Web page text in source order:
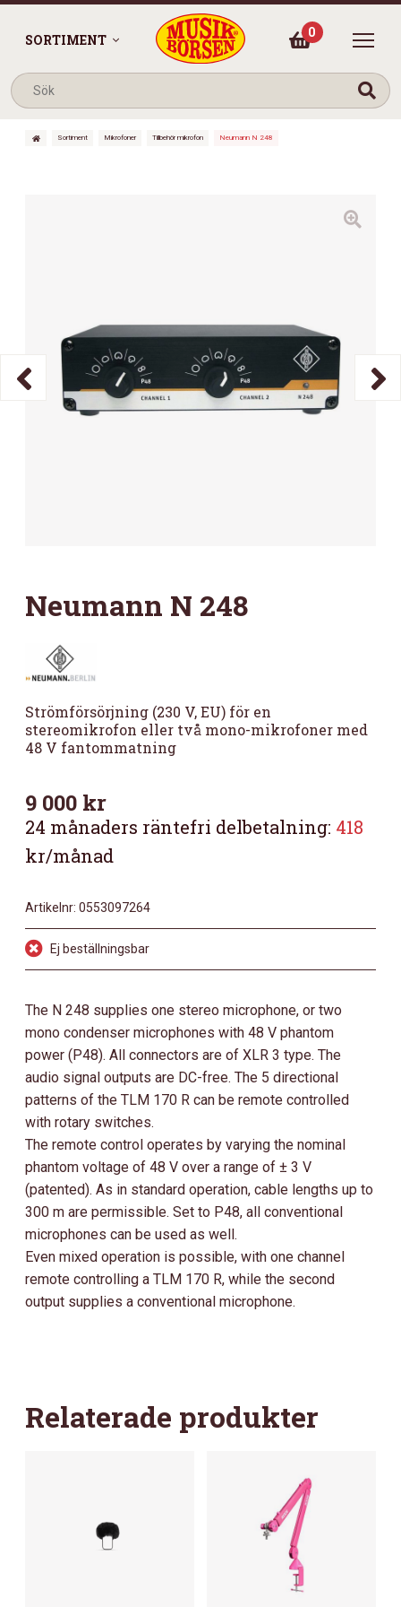
SORTIMENT 0
Sortiment Mikrofoner Tillbehör mikrofon Neumann N 248
Neumann N 248
Strömförsörjning (230 V, EU) för en
stereomikrofon eller två mono-mikrofoner med
48 V fantommatning
9 000 kr
24 månaders räntefri delbetalning: 418
kr/månad
Artikelnr: 0553097264
Ej beställningsbar
The N 248 supplies one stereo microphone, or two
mono condenser microphones with 48 V phantom
power (P48). All connectors are of XLR 3 type. The
audio signal outputs are DC-free. The 5 directional
patterns of the TLM 170 R can be remote controlled
with rotary switches.
The remote control operates by varying the nominal
phantom voltage of 48 V over a range of ± 3 V
(patented). As in standard operation, cable lengths up to
300 m are permissible. Set to P48, all conventional
microphones can be used as well.
Even mixed operation is possible, with one channel
remote controlling a TLM 170 R, while the second
output supplies a conventional microphone.
Relaterade produkter